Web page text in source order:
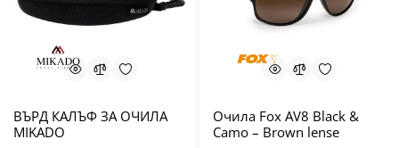
ВЪРД КАЛЪФ ЗА ОЧИЛА
MIKADO
Очила Fox AV8 Black &
Camo – Brown lense